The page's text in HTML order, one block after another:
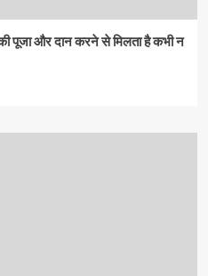
पूजा और दान करने से मिलता है कभी न